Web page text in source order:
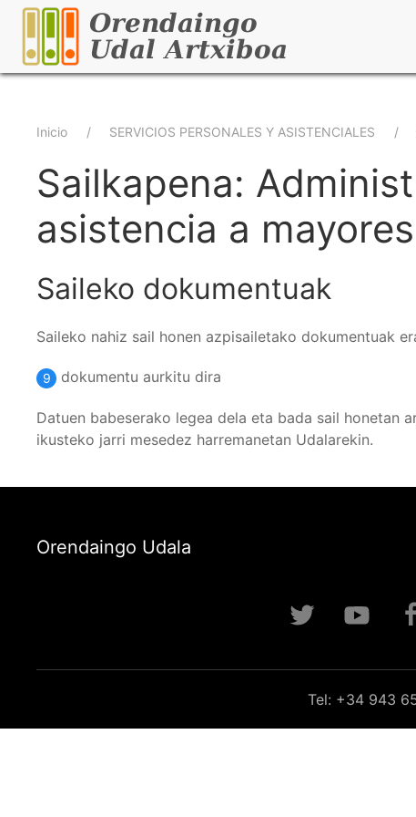
Pasar
contenido
principal
Sobrescribir
enlaces
de
ayuda
a
la
navegación
Inicio SERVICIOS PERSONALES Y ASISTENCIALES
Sailkapena:
asistencia a mayores
Saileko dokumentuak
Saileko nahiz sail honen azpisailetako dokumentuak
9 dokumentu aurkitu dira
Datuen babeserako legea dela eta bada sail honetan
ikusteko jarri mesedez harremanetan Udalarekin.
Orendaingo Udala
Tel: +34 943